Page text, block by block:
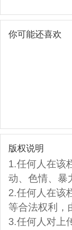
你可能还喜欢
版权说明
1.任何人在该
动、色情、暴
2.任何人在该
等合法权利，
3.任何人对上